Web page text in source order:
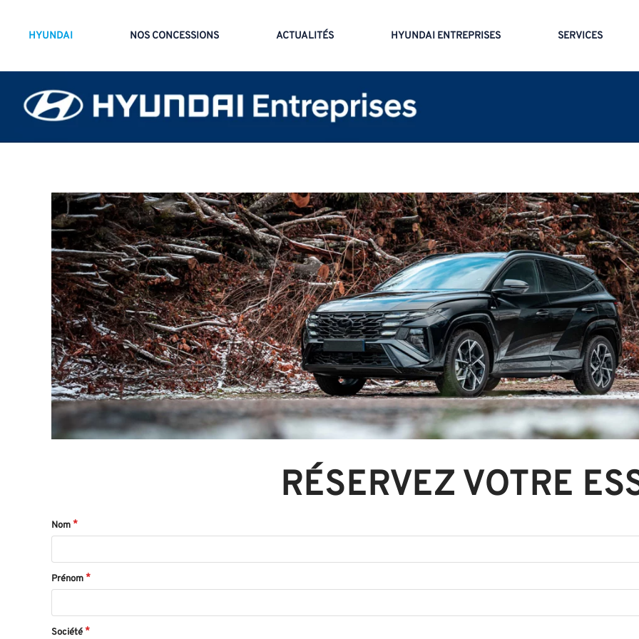
HYUNDAI NOS CONCESSIONS ACTUALITÉS HYUNDAI ENTREPRISES SERVICES
RÉSERVEZ VOTRE
Nom
Prénom
Société